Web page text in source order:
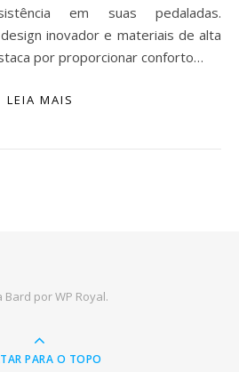
em suas pedaladas.
inovador e materiais de alta
por proporcionar conforto…
LEIA MAIS
Bard porWP Royal.
PARA O TOPO